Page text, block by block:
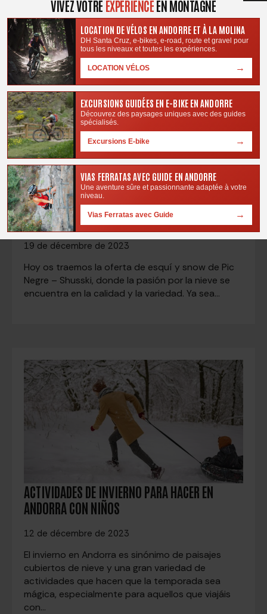
mundo. Sin embargo, la experiencia…
Las gamas de Esquí y Snow de Pic Negre –
Shusski
19 de décembre de 2023
Hoy os traemos la oferta de esquí y snow de Pic
Negre – Shusski, donde la pasión por la nieve se
encuentra en la calidad y la variedad. Ya sea…
ACTIVIDADES DE INVIERNO PARA HACER EN
ANDORRA CON NIÑOS
12 de décembre de 2023
El invierno en Andorra es sinónimo de paisajes
cubiertos de nieve y una gran variedad de
actividades que hacen que la temporada sea
mágica, especialmente para aquellos que viajáis
con…
VIVEZ VOTRE EXPÉRIENCEEN MONTAGNE
LOCATION DE VÉLOS EN ANDORRE ET À LA MOLINA
DH Santa Cruz, e-bikes, e-road, route et gravel pour
tous les niveaux et toutes les expériences.
LOCATION VÉLOS →
EXCURSIONS GUIDÉES EN E-BIKE EN ANDORRE
Découvrez des paysages uniques avec des guides
spécialisés.
Excursions E-bike →
VIAS FERRATAS AVEC GUIDE EN ANDORRE
Une aventure sûre et passionnante adaptée à votre
niveau.
Vias Ferratas avec Guide →